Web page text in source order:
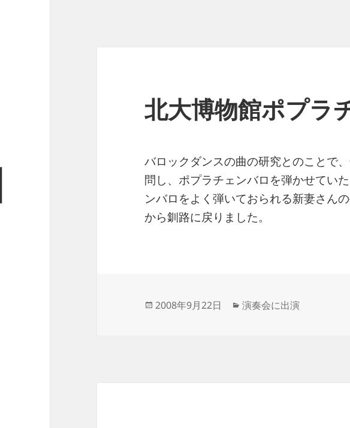
北大博物館ポプラ
バロックダンスの曲の研究とのことで
問し、ポプラチェンバロを弾かせてい
ンバロをよく弾いておられる新妻さん
から釧路に戻りました。
投
2008年9月22日
カ
演奏会に出演